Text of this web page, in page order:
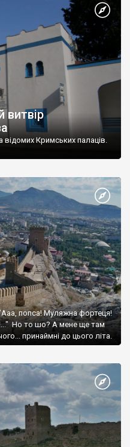
витвір
відомих Кримських палаців.
попса! Муляжна фортеця!
Но то шо? А мене ще там
принаймні до цього літа.